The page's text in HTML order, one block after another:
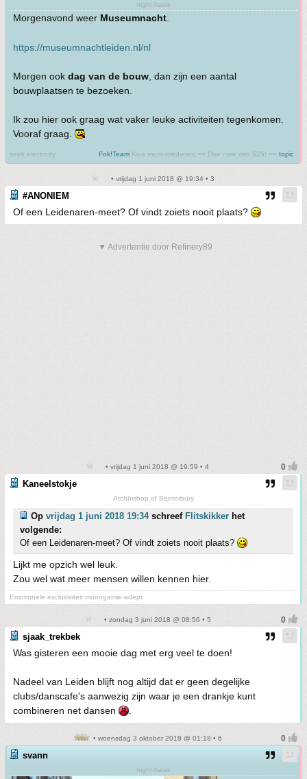
night-hawk
Morgenavond weer Museumnacht
https://museumnachtleiden.nl/nl
Morgen ook dag van de bouw , dan zijn een aantal
bouwplaatsen te bezoeken.
Ik zou hier ook graag wat vaker leuke activiteiten tegenkomen.
Vooraf graag.
seek electricity Fok!Team Kiva micro-kredieten == Doe mee met $25! == topic
• vrijdag 1 juni 2018 @ 19:34 • 3
#ANONIEM
Of een Leidenaren-meet? Of vindt zoiets nooit plaats?
▼ Advertentie door Refinery89
• vrijdag 1 juni 2018 @ 19:59 • 4
Kaneelstokje
Archbishop of Banterbury
Op vrijdag 1 juni 2018 19:34schreef Flitskikker het
volgende:
Of een Leidenaren-meet? Of vindt zoiets nooit plaats?
Lijkt me opzich wel leuk.
Zou wel wat meer mensen willen kennen hier.
Emotionele exclusiviteit monogamie-adept
• zondag 3 juni 2018 @ 08:56 • 5
sjaak_trekbek
Was gisteren een mooie dag met erg veel te doen!
Nadeel van Leiden blijft nog altijd dat er geen degelijke
clubs/danscafe's aanwezig zijn waar je een drankje kunt
combineren net dansen
• woensdag 3 oktober 2018 @ 01:18 • 6
svann
night-hawk